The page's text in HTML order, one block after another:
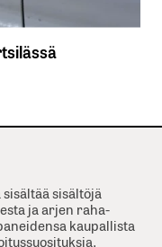
sisältöjä
ja arjen raha-
kaupallista